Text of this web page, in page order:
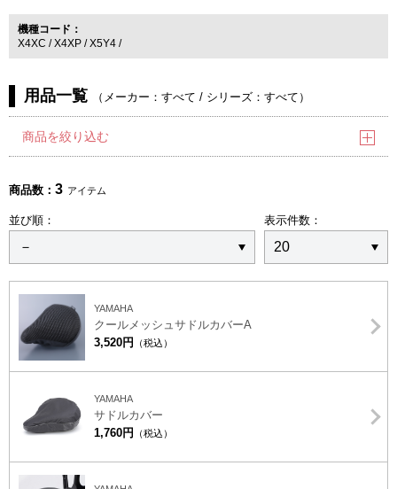
機種コード
X4XC
X4XP X5Y4
用品一覧 （ メーカー：すべて / シリーズ：すべて ）
商品を絞り込む
商品数： 3 アイテム
並び順： 表示件数：
YAMAHA
クールメッシュサドルカバーA
3,520円
（税込）
YAMAHA
サドルカバー
1,760円
（税込）